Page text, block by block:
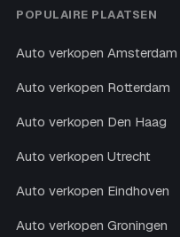
POPULAIRE PLAATSEN
Auto verkopen Amsterdam
Auto verkopen Rotterdam
Auto verkopen Den Haag
Auto verkopen Utrecht
Auto verkopen Eindhoven
Auto verkopen Groningen